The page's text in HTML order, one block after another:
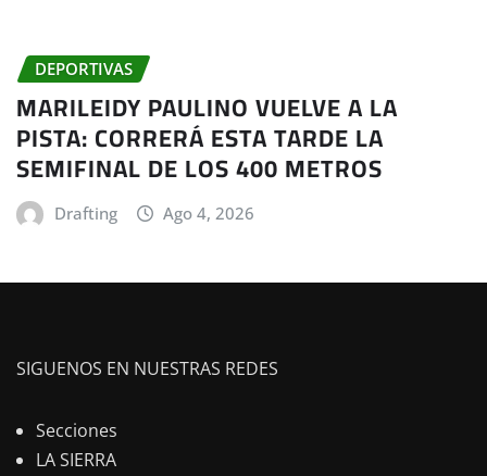
DEPORTIVAS
MARILEIDY PAULINO VUELVE A LA
PISTA: CORRERÁ ESTA TARDE LA
SEMIFINAL DE LOS 400 METROS
Drafting Ago 4, 2026
SIGUENOS EN NUESTRAS REDES
Secciones
LA SIERRA